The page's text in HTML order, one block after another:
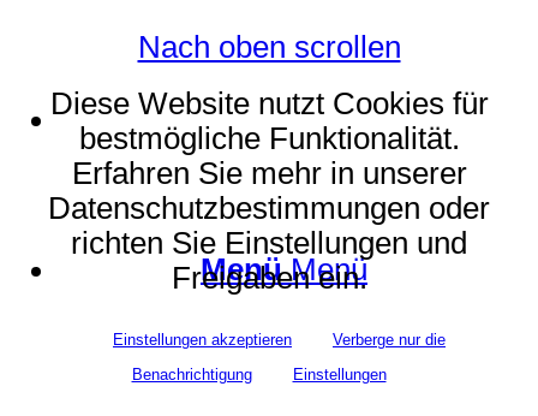
Suche
Menü Menü
Nach oben scrollen
Diese Website nutzt Cookies für
bestmögliche Funktionalität.
Erfahren Sie mehr in unserer
Datenschutzbestimmungen oder
richten Sie Einstellungen und
Freigaben ein.
Einstellungen akzeptieren
Verberge nur die
Benachrichtigung
Einstellungen